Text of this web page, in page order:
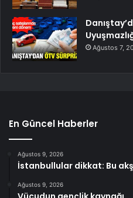
Ağustos 7,
En Güncel Haberler
Ağustos 9, 2026
İstanbullular dikkat: Bu
Ağustos 9, 2026